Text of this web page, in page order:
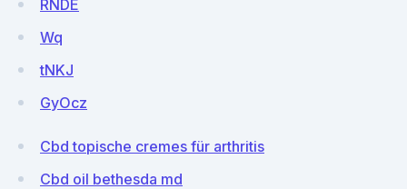
RNDE
Wq
tNKJ
GyOcz
Cbd topische cremes für arthritis
Cbd oil bethesda md